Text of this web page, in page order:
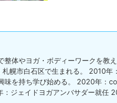
整体やヨガ・ボディーワークを教
幌市白石区で生まれる。 2010年
味を持ち学び始める。 2020年
：ジェイドヨガアンバサダー就任